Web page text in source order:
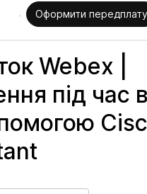
Оформити передплату
Webex |
під час